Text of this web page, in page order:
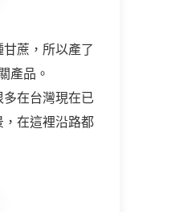
蔗，所以產了
產品。
在台灣現在已
在這裡沿路都